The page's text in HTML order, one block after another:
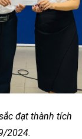
đạt thành tích
2024.